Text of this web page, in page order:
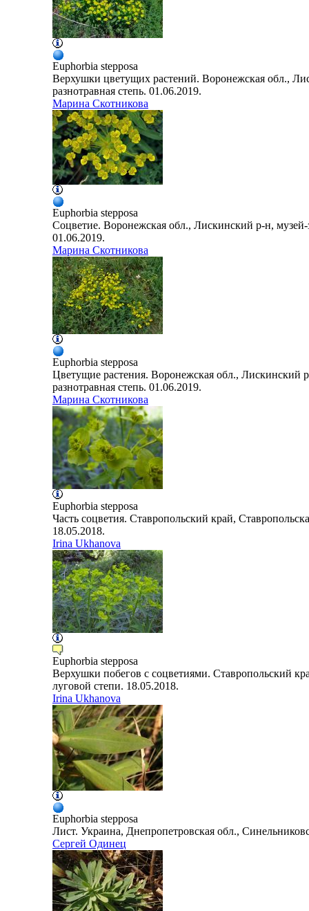
Euphorbia stepposa
Верхушки цветущих растений. Воронежская обл.,
разнотравная степь. 01.06.2019.
Марина Скотникова
Euphorbia stepposa
Соцветие. Воронежская обл., Лискинский р-н,
01.06.2019.
Марина Скотникова
Euphorbia stepposa
Цветущие растения. Воронежская обл., Лискинский
разнотравная степь. 01.06.2019.
Марина Скотникова
Euphorbia stepposa
Часть соцветия. Ставропольский край,
18.05.2018.
Irina Ukhanova
Euphorbia stepposa
Верхушки побегов с соцветиями. Ставропольский
луговой степи. 18.05.2018.
Irina Ukhanova
Euphorbia stepposa
Лист. Украина, Днепропетровская обл.,
Сергей Одинец